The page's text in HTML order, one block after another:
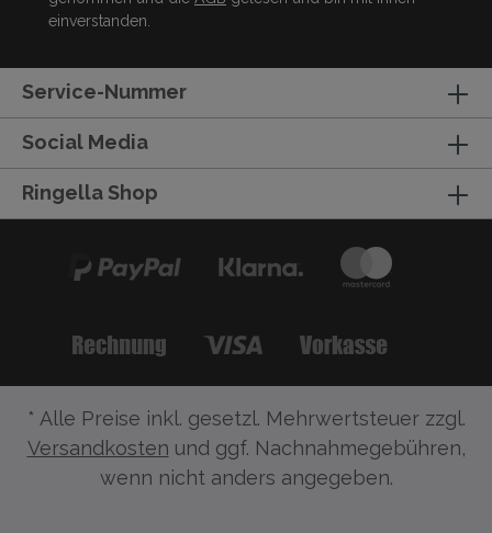
einverstanden.
Service-Nummer
Social Media
Ringella Shop
* Alle Preise inkl. gesetzl. Mehrwertsteuer zzgl.
Versandkosten und ggf. Nachnahmegebühren,
wenn nicht anders angegeben.